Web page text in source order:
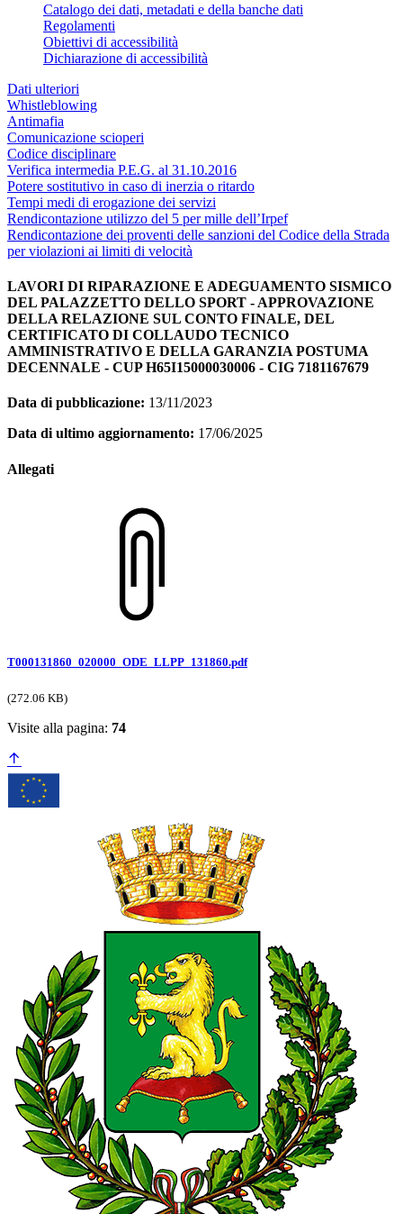
Catalogo dei dati, metadati e della banche dati
Regolamenti
Obiettivi di accessibilità
Dichiarazione di accessibilità
Dati ulteriori
Whistleblowing
Antimafia
Comunicazione scioperi
Codice disciplinare
Verifica intermedia P.E.G. al 31.10.2016
Potere sostitutivo in caso di inerzia o ritardo
Tempi medi di erogazione dei servizi
Rendicontazione utilizzo del 5 per mille dell’Irpef
Rendicontazione dei proventi delle sanzioni del Codice della Strada
per violazioni ai limiti di velocità
LAVORI DI RIPARAZIONE E ADEGUAMENTO SISMICO
DEL PALAZZETTO DELLO SPORT - APPROVAZIONE
DELLA RELAZIONE SUL CONTO FINALE, DEL
CERTIFICATO DI COLLAUDO TECNICO
AMMINISTRATIVO E DELLA GARANZIA POSTUMA
DECENNALE - CUP H65I15000030006 - CIG 7181167679
Data di pubblicazione: 13/11/2023
Data di ultimo aggiornamento: 17/06/2025
Allegati
T000131860_020000_ODE_LLPP_131860.pdf
(272.06 KB)
Visite alla pagina: 74